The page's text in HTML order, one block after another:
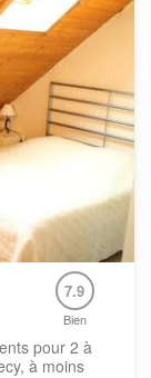
7.9
Bien
pour 2 à
à moins